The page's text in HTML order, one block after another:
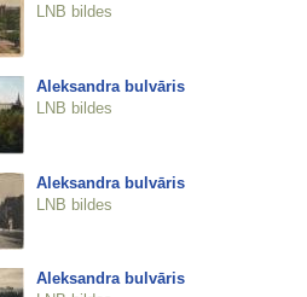
LNB bildes
Aleksandra bulvāris
LNB bildes
Aleksandra bulvāris
LNB bildes
Aleksandra bulvāris